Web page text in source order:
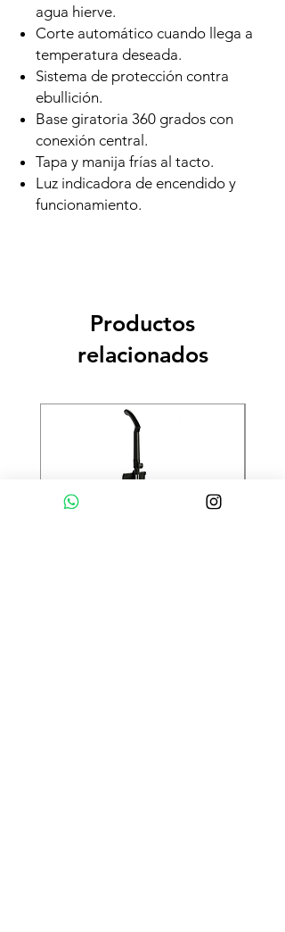
agua hierve.
Corte automático cuando llega a
temperatura deseada.
Sistema de protección contra
ebullición.
Base giratoria 360 grados con
conexión central.
Tapa y manija frías al tacto.
Luz indicadora de encendido y
funcionamiento.
Productos
relacionados